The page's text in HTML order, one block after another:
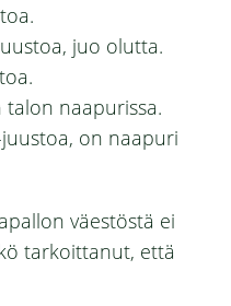
juo olutta.
naapurissa.
on naapuri
väestöstä ei
tarkoittanut, että